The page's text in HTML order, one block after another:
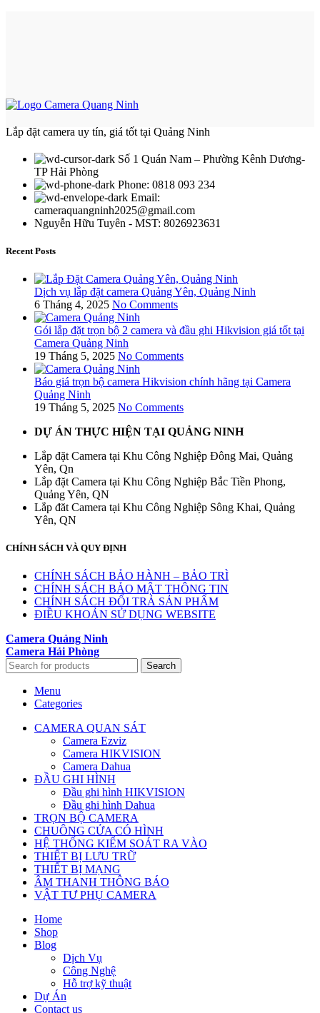
Lắp đặt camera uy tín, giá tốt tại Quảng Ninh
Số 1 Quán Nam – Phường Kênh Dương-
TP Hải Phòng
Phone: 0818 093 234
Email:
cameraquangninh2025@gmail.com
Nguyễn Hữu Tuyên - MST: 8026923631
Recent Posts
Dịch vụ lắp đặt camera Quảng Yên, Quảng Ninh
6 Tháng 4, 2025 No Comments
Gói lắp đặt trọn bộ 2 camera và đầu ghi Hikvision giá tốt tại
Camera Quảng Ninh
19 Tháng 5, 2025 No Comments
Báo giá trọn bộ camera Hikvision chính hãng tại Camera
Quảng Ninh
19 Tháng 5, 2025 No Comments
DỰ ÁN THỰC HIỆN TẠI QUẢNG NINH
Lắp đặt Camera tại Khu Công Nghiệp Đông Mai, Quảng
Yên, Qn
Lắp đặt Camera tại Khu Công Nghiệp Bắc Tiền Phong,
Quảng Yên, QN
Lắp đăt Camera tại Khu Công Nghiệp Sông Khai, Quảng
Yên, QN
CHÍNH SÁCH VÀ QUY ĐỊNH
CHÍNH SÁCH BẢO HÀNH – BẢO TRÌ
CHÍNH SÁCH BẢO MẬT THÔNG TIN
CHÍNH SÁCH ĐỔI TRẢ SẢN PHẨM
ĐIỀU KHOẢN SỬ DỤNG WEBSITE
Camera Quảng Ninh
Camera Hải Phòng
Search
Menu
Categories
CAMERA QUAN SÁT
Camera Ezviz
Camera HIKVISION
Camera Dahua
ĐẦU GHI HÌNH
Đầu ghi hình HIKVISION
Đầu ghi hình Dahua
TRỌN BỘ CAMERA
CHUÔNG CỬA CÓ HÌNH
HỆ THỐNG KIỂM SOÁT RA VÀO
THIẾT BỊ LƯU TRỮ
THIẾT BỊ MẠNG
ÂM THANH THÔNG BÁO
VẬT TƯ PHỤ CAMERA
Home
Shop
Blog
Dịch Vụ
Công Nghệ
Hỗ trợ kỹ thuật
Dự Án
Contact us